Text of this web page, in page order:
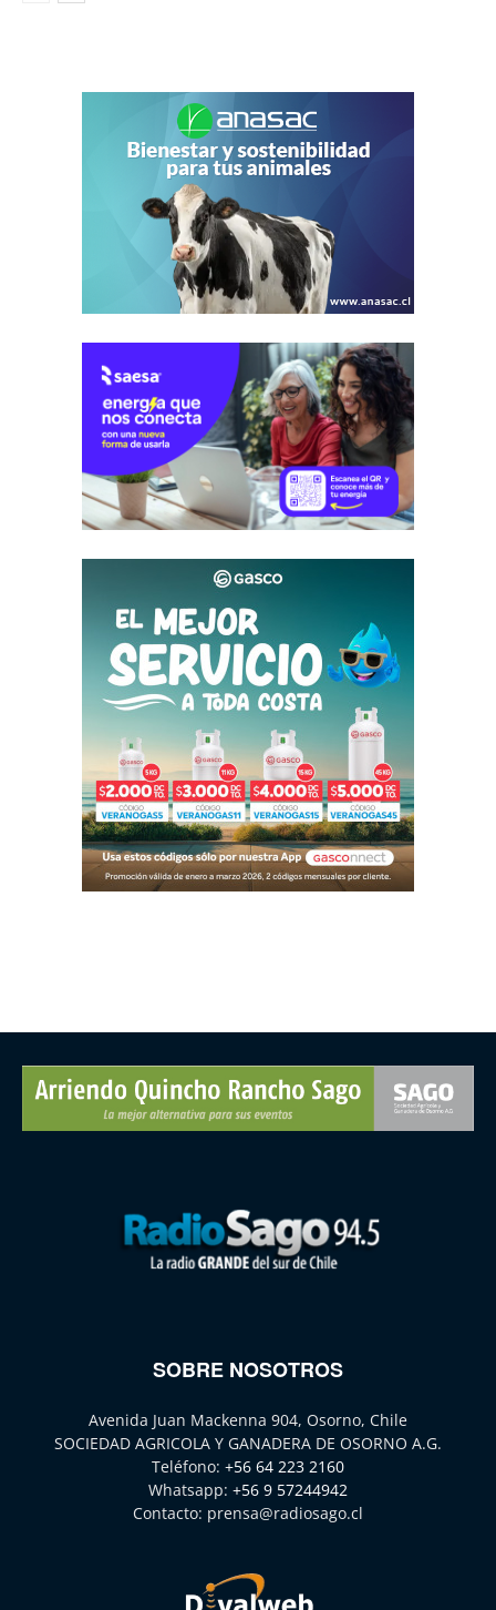
SOBRE NOSOTROS
Avenida Juan Mackenna 904, Osorno, Chile
SOCIEDAD AGRICOLA Y GANADERA DE OSORNO A.G.
Teléfono: +56 64 223 2160
Whatsapp: +56 9 57244942
Contacto: prensa@radiosago.cl